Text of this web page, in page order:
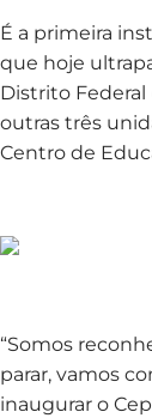
É a primeira
que hoje
Distrito Federal
outras três
Centro de
“Somos
parar, vamos
inaugurar o